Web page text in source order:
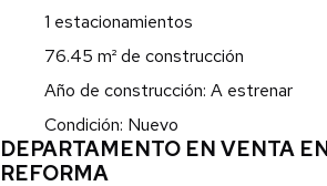
1 estacionamientos
76.45 m² de construcción
Año de construcción: A estrenar
Condición: Nuevo
DEPARTAMENTO EN VENTA
REFORMA